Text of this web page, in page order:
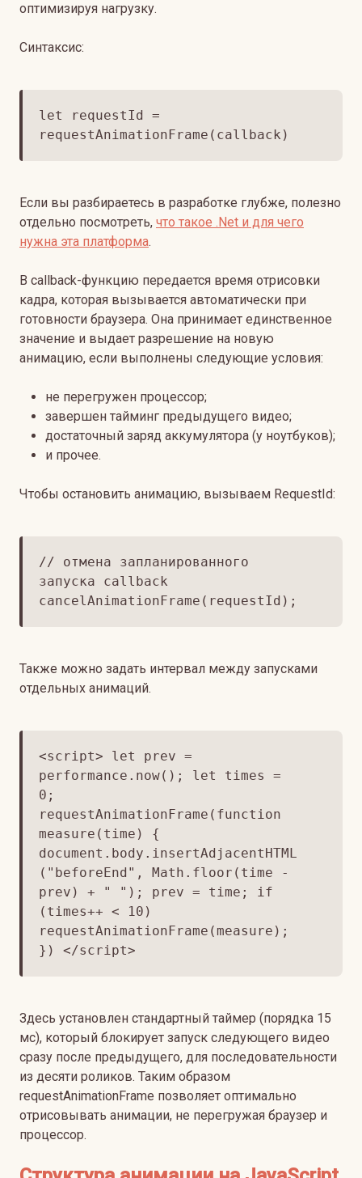
оптимизируя нагрузку.
Синтаксис:
let requestId =
requestAnimationFrame(callback)
Если вы разбираетесь в разработке глубже, полезно
отдельно посмотреть, что такое .Net и для чего
нужна эта платформа.
В callback-функцию передается время отрисовки
кадра, которая вызывается автоматически при
готовности браузера. Она принимает единственное
значение и выдает разрешение на новую
анимацию, если выполнены следующие условия:
не перегружен процессор;
завершен тайминг предыдущего видео;
достаточный заряд аккумулятора (у ноутбуков);
и прочее.
Чтобы остановить анимацию, вызываем RequestId:
// отмена запланированного
запуска callback
cancelAnimationFrame(requestId);
Также можно задать интервал между запусками
отдельных анимаций.
<script> let prev =
performance.now(); let times =
0;
requestAnimationFrame(function
measure(time) {
document.body.insertAdjacentHTML
("beforeEnd", Math.floor(time -
prev) + " "); prev = time; if
(times++ < 10)
requestAnimationFrame(measure);
}) </script>
Здесь установлен стандартный таймер (порядка 15
мс), который блокирует запуск следующего видео
сразу после предыдущего, для последовательности
из десяти роликов. Таким образом
requestAnimationFrame позволяет оптимально
отрисовывать анимации, не перегружая браузер и
процессор.